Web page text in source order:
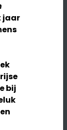
jaar
bij